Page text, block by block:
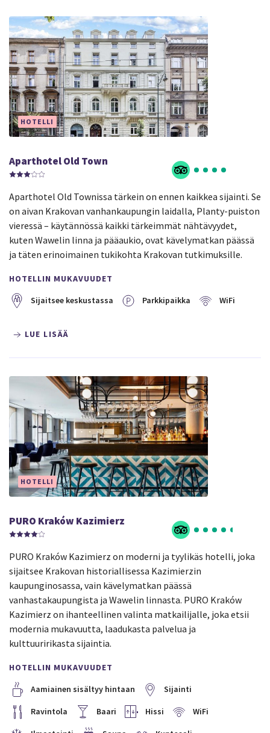
HOTELLI
Aparthotel Old Town
Aparthotel Old Townissa tärkein on ennen kaikkea sijainti. Se
on aivan Krakovan vanhankaupungin laidalla, Planty-puiston
vieressä – käytännössä kaikki tärkeimmät nähtävyydet,
kuten Wawelin linna ja pääaukio, ovat kävelymatkan päässä
ja täten erinoimainen tukikohta Krakovan tutkimuksille.
HOTELLIN MUKAVUUDET
Sijaitsee keskustassa
Parkkipaikka WiFi
LUE LISÄÄ
HOTELLI
PURO Kraków Kazimierz
PURO Kraków Kazimierz on moderni ja tyylikäs hotelli, joka
sijaitsee Krakovan historiallisessa Kazimierzin
kaupunginosassa, vain kävelymatkan päässä
vanhastakaupungista ja Wawelin linnasta. PURO Kraków
Kazimierz on ihanteellinen valinta matkailijalle, joka etsii
modernia mukavuutta, laadukasta palvelua ja
kulttuuririkasta sijaintia.
HOTELLIN MUKAVUUDET
Aamiainen sisältyy hintaan
Sijainti
Ravintola Baari Hissi WiFi